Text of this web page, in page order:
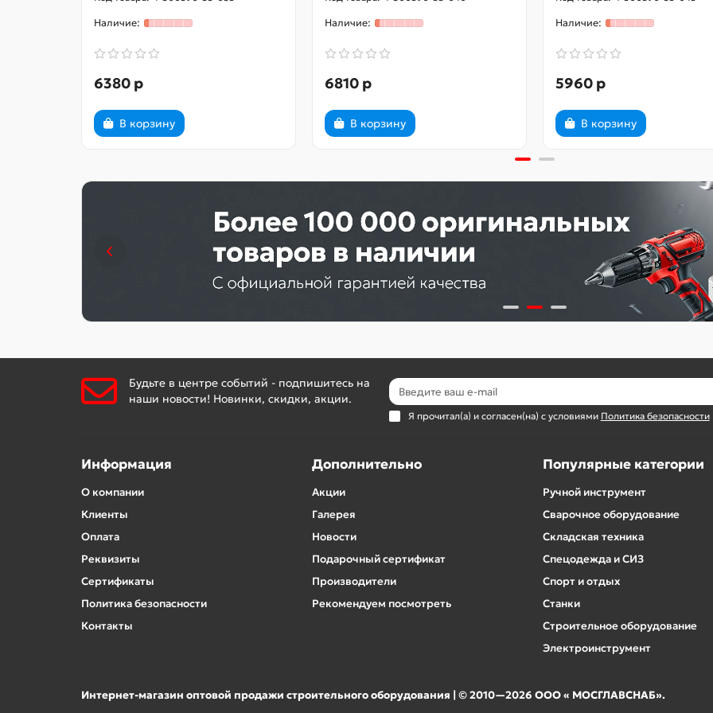
6380 р
В корзину
6810 р
В корзину
5960 р
В корзину
Будьте в центре событий - подпишитесь на
наши новости! Новинки, скидки, акции.
Я прочитал(а) и согласен(на) с условиями Политика безопасности
Информация
О компании
Клиенты
Оплата
Реквизиты
Сертификаты
Политика безопасности
Контакты
Дополнительно
Акции
Галерея
Новости
Подарочный сертификат
Производители
Рекомендуем посмотреть
Популярные категории
Ручной инструмент
Сварочное оборудование
Складская техника
Спецодежда и СИЗ
Спорт и отдых
Станки
Строительное оборудование
Электроинструмент
Интернет-магазин оптовой продажи строительного оборудования | © 2010—2026 ООО « МОСГЛАВСНАБ».